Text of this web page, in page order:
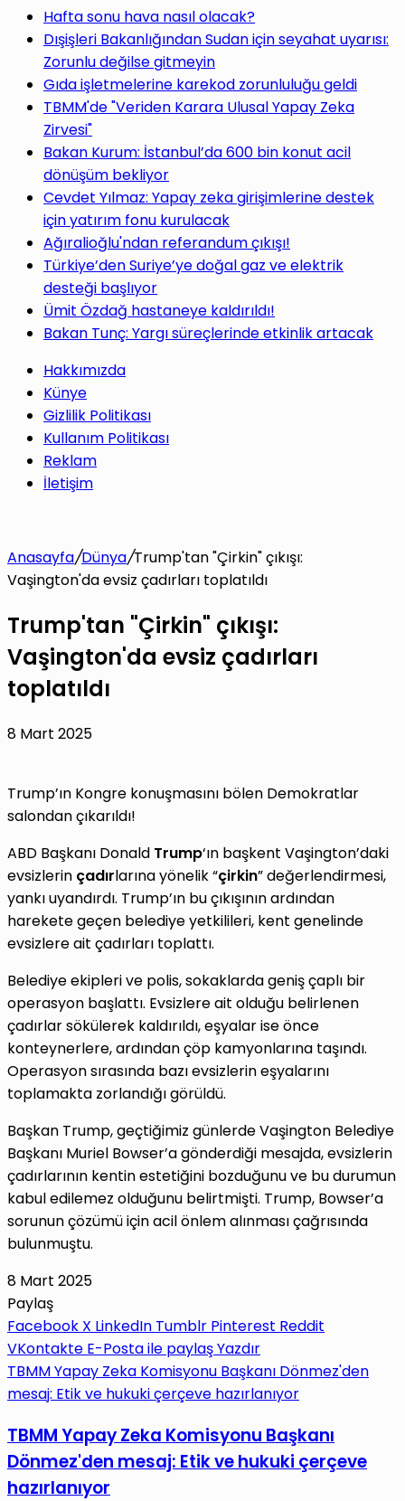
Hafta sonu hava nasıl olacak?
Dışişleri Bakanlığından Sudan için seyahat uyarısı:
Zorunlu değilse gitmeyin
Gıda işletmelerine karekod zorunluluğu geldi
TBMM'de "Veriden Karara Ulusal Yapay Zeka
Zirvesi"
Bakan Kurum: İstanbul’da 600 bin konut acil
dönüşüm bekliyor
Cevdet Yılmaz: Yapay zeka girişimlerine destek
için yatırım fonu kurulacak
Ağıralioğlu'ndan referandum çıkışı!
Türkiye’den Suriye’ye doğal gaz ve elektrik
desteği başlıyor
Ümit Özdağ hastaneye kaldırıldı!
Bakan Tunç: Yargı süreçlerinde etkinlik artacak
Hakkımızda
Künye
Gizlilik Politikası
Kullanım Politikası
Reklam
İletişim
Anasayfa/Dünya/Trump'tan "Çirkin" çıkışı:
Vaşington'da evsiz çadırları toplatıldı
Trump'tan "Çirkin" çıkışı:
Vaşington'da evsiz çadırları
toplatıldı
8 Mart 2025
Trump’ın Kongre konuşmasını bölen Demokratlar
salondan çıkarıldı!
ABD Başkanı Donald Trump‘ın başkent Vaşington’daki
evsizlerin çadırlarına yönelik “çirkin” değerlendirmesi,
yankı uyandırdı. Trump’ın bu çıkışının ardından
harekete geçen belediye yetkilileri, kent genelinde
evsizlere ait çadırları toplattı.
Belediye ekipleri ve polis, sokaklarda geniş çaplı bir
operasyon başlattı. Evsizlere ait olduğu belirlenen
çadırlar sökülerek kaldırıldı, eşyalar ise önce
konteynerlere, ardından çöp kamyonlarına taşındı.
Operasyon sırasında bazı evsizlerin eşyalarını
toplamakta zorlandığı görüldü.
Başkan Trump, geçtiğimiz günlerde Vaşington Belediye
Başkanı Muriel Bowser’a gönderdiği mesajda, evsizlerin
çadırlarının kentin estetiğini bozduğunu ve bu durumun
kabul edilemez olduğunu belirtmişti. Trump, Bowser’a
sorunun çözümü için acil önlem alınması çağrısında
bulunmuştu.
8 Mart 2025
Paylaş
Facebook X LinkedIn Tumblr Pinterest Reddit
VKontakte E-Posta ile paylaşYazdır
TBMM Yapay Zeka Komisyonu Başkanı Dönmez'den
mesaj: Etik ve hukuki çerçeve hazırlanıyor
TBMM Yapay Zeka Komisyonu Başkanı
Dönmez'den mesaj: Etik ve hukuki çerçeve
hazırlanıyor